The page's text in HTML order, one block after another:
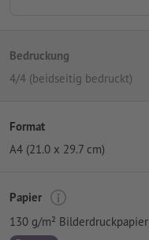
Bedruckung
4/4 (beidseitig bedruckt)
Format
A4 (21.0 x 29.7 cm)
Papier
130 g/m² Bilderdruckpapier